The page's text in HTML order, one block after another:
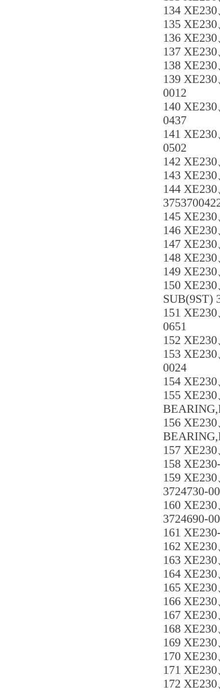
134
135
136
137
138
139
0012
140
0437
141
0502
142
143
144
145
146
147
148
149
150
SUB(9ST)
151
0651
152
153
0024
154
155
156
157
158
159
3724730-
160
3724690-
161
162
163
164
165
166
167
168
169
170
171
172